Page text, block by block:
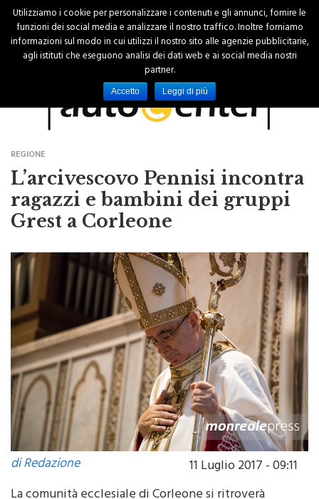
REGIONE
L’arcivescovo Pennisi incontra
ragazzi e bambini dei gruppi
di Redazione
11 Luglio 2017 - 09:11
Utilizziamo i cookie per personalizzare i contenuti e gli annunci, fornire le
funzioni dei social media e analizzare il nostro traffico. Inoltre forniamo
informazioni sul modo in cui utilizzi il nostro sito alle agenzie pubblicitarie,
agli istituti che eseguono analisi dei dati web e ai social media nostri
partner.
Accetto Leggi di più